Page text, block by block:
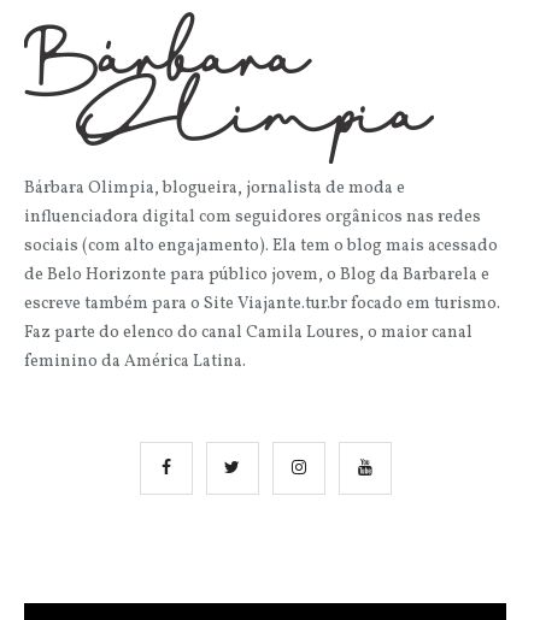
Bárbara Olimpia, blogueira, jornalista de moda e
influenciadora digital com seguidores orgânicos nas redes
sociais (com alto engajamento). Ela tem o blog mais acessado
de Belo Horizonte para público jovem, o Blog da Barbarela e
escreve também para o Site Viajante.tur.br focado em turismo.
Faz parte do elenco do canal Camila Loures, o maior canal
feminino da América Latina.